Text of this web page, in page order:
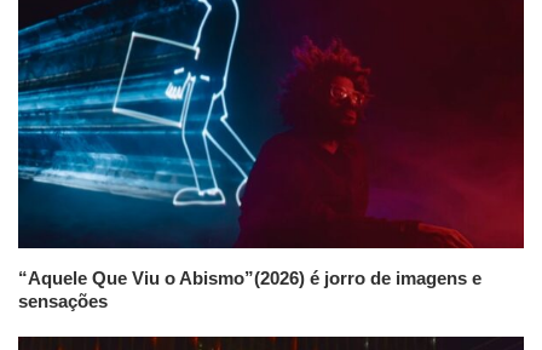
“Aquele Que Viu o Abismo”(2026) é jorro de imagens e
sensações